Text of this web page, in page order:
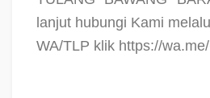
lanjut hubungi Kami
WA/TLP klik https://